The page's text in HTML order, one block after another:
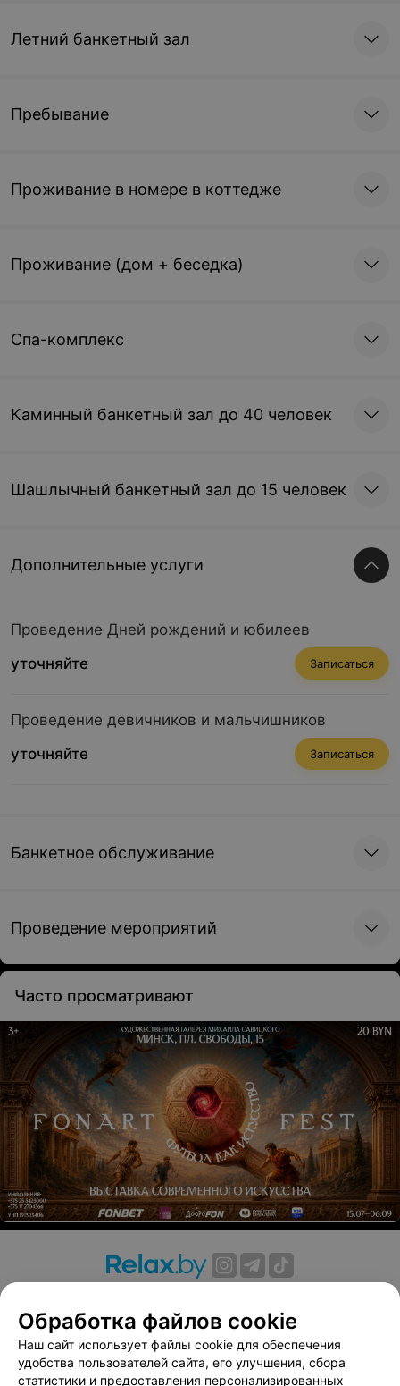
Летний банкетный зал
Пребывание
Проживание в номере в коттедже
Проживание (дом + беседка)
Спа-комплекс
Каминный банкетный зал до 40 человек
Шашлычный банкетный зал до 15 человек
Дополнительные услуги
Проведение Дней рождений и юбилеев
уточняйте
Записаться
Проведение девичников и мальчишников
уточняйте
Записаться
Банкетное обслуживание
Проведение мероприятий
Часто просматривают
Вакансии
Публичный договор
Способы оплаты
Публичный договор по использованию сервиса
«Афиша»
Обработка файлов cookie
Наш сайт использует файлы cookie для обеспечения
удобства пользователей сайта, его улучшения, сбора
статистики и предоставления персонализированных